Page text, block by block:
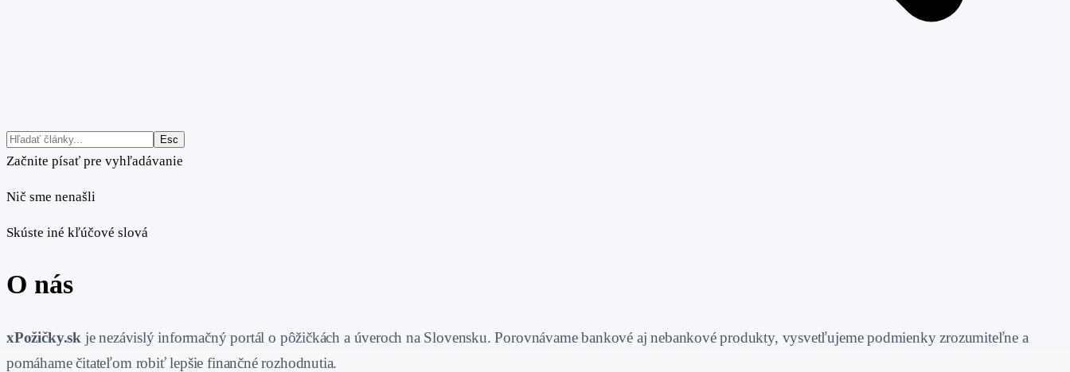
Esc
Začnite písať pre vyhľadávanie
Nič sme nenašli
Skúste iné kľúčové slová
O nás
xPožičky.sk je nezávislý informačný portál o pôžičkách a úveroch na Slovensku. Porovnávame bankové aj nebankové produkty, vysvetľujeme podmienky zrozumiteľne a
pomáhame čitateľom robiť lepšie finančné rozhodnutia.